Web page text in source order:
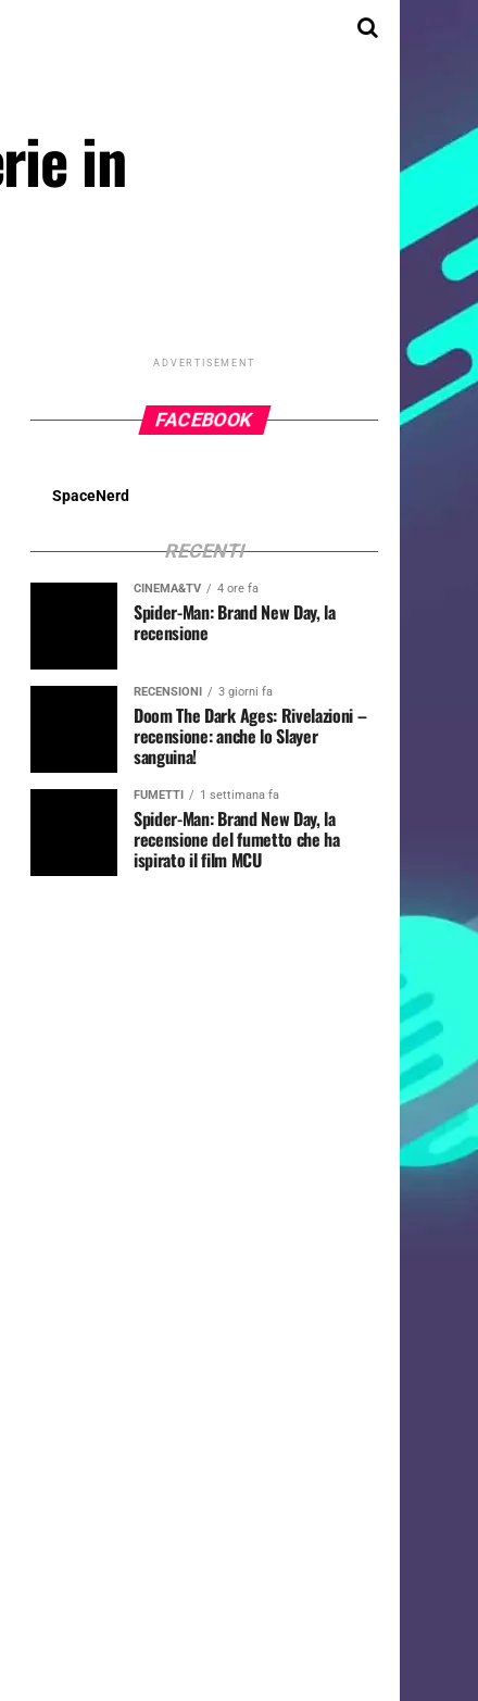
in
ADVERTISEMENT
FACEBOOK
SpaceNerd
RECENTI
CINEMA&TV 4 ore fa
Spider-Man: Brand New Day, la
recensione
RECENSIONI 3 giorni fa
Doom The Dark Ages: Rivelazioni –
recensione: anche lo Slayer
sanguina!
FUMETTI 1 settimana fa
Spider-Man: Brand New Day, la
recensione del fumetto che ha
ispirato il film MCU